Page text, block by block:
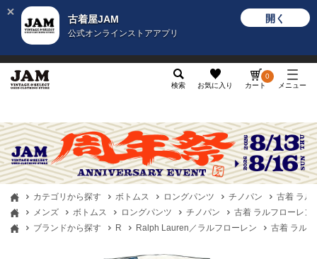
古着屋JAM
公式オンラインストアアプリ
開く
検索 お気に入り カート
0
メニュー
カテゴリから探す ボトムス ロングパンツ チノパン
古着 ラル
メンズ
ボトムス ロングパンツ チノパン
古着 ラルフローレン
ブランドから探す
R Ralph Lauren／ラルフローレン 古着 ラル